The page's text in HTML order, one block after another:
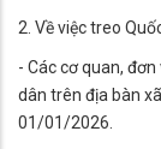
2. Về việc treo
- Các cơ quan,
dân trên địa bàn
01/01/2026.